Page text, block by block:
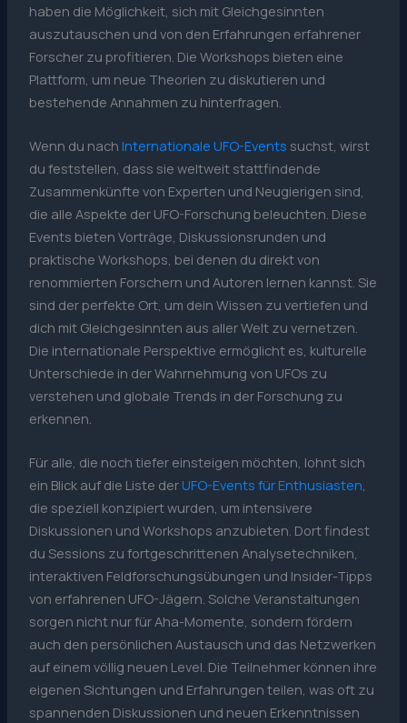
haben die Möglichkeit, sich mit Gleichgesinnten
auszutauschen und von den Erfahrungen erfahrener
Forscher zu profitieren. Die Workshops bieten eine
Plattform, um neue Theorien zu diskutieren und
bestehende Annahmen zu hinterfragen.
Wenn du nach Internationale UFO-Events suchst, wirst
du feststellen, dass sie weltweit stattfindende
Zusammenkünfte von Experten und Neugierigen sind,
die alle Aspekte der UFO-Forschung beleuchten. Diese
Events bieten Vorträge, Diskussionsrunden und
praktische Workshops, bei denen du direkt von
renommierten Forschern und Autoren lernen kannst. Sie
sind der perfekte Ort, um dein Wissen zu vertiefen und
dich mit Gleichgesinnten aus aller Welt zu vernetzen.
Die internationale Perspektive ermöglicht es, kulturelle
Unterschiede in der Wahrnehmung von UFOs zu
verstehen und globale Trends in der Forschung zu
erkennen.
Für alle, die noch tiefer einsteigen möchten, lohnt sich
ein Blick auf die Liste derUFO-Events für Enthusiasten,
die speziell konzipiert wurden, um intensivere
Diskussionen und Workshops anzubieten. Dort findest
du Sessions zu fortgeschrittenen Analysetechniken,
interaktiven Feldforschungsübungen und Insider-Tipps
von erfahrenen UFO-Jägern. Solche Veranstaltungen
sorgen nicht nur für Aha-Momente, sondern fördern
auch den persönlichen Austausch und das Netzwerken
auf einem völlig neuen Level. Die Teilnehmer können ihre
eigenen Sichtungen und Erfahrungen teilen, was oft zu
spannenden Diskussionen und neuen Erkenntnissen